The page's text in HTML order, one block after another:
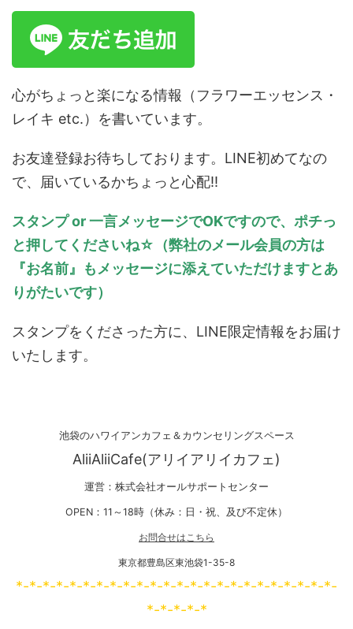
心がちょっと楽になる情報（フラワーエッセンス・
レイキ etc.）を書いています。
お友達登録お待ちしております。LINE初めてなの
で、届いているかちょっと心配!!
スタンプ or 一言メッセージでOKですので、ポチっ
と押してくださいね☆（弊社のメール会員の方は
『お名前』もメッセージに添えていただけますとあ
りがたいです）
スタンプをくださった方に、LINE限定情報をお届け
いたします。
池袋のハワイアンカフェ＆カウンセリングスペース
AliiAliiCafe(アリイアリイカフェ)
運営：株式会社オールサポートセンター
OPEN：11～18時（休み：日・祝、及び不定休）
お問合せはこちら
東京都豊島区東池袋1-35-8
*-*-*-*-*-*-*-*-*-*-*-*-*-*-*-*-*-*-*-*-*-*-*-*-
*-*-*-*-*